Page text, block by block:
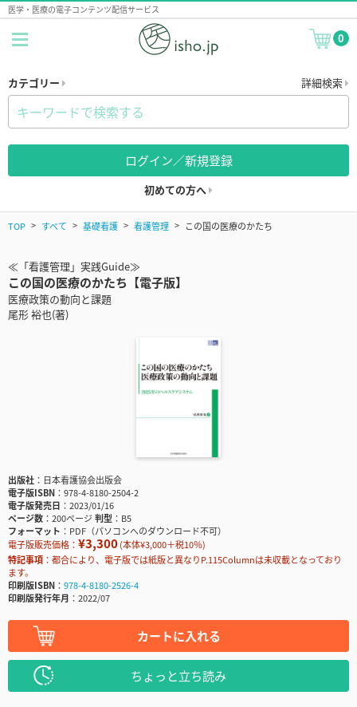
医学・医療の電子コンテンツ配信サービス
0
カテゴリー 詳細検索
ログイン／新規登録
初めての方へ
TOP すべて 基礎看護 看護管理 この国の医療のかたち
≪「看護管理」実践Guide≫
この国の医療のかたち【電子版】
医療政策の動向と課題
尾形 裕也(著)
出版社
日本看護協会出版会
電子版ISBN
978-4-8180-2504-2
電子版発売日
2023/01/16
ページ数
200ページ判型
B5
フォーマット
PDF（パソコンへのダウンロード不可）
電子版販売価格： ¥3,300(本体¥3,000＋税10％)
特記事項
都合により、電子版では紙版と異なりP.115Columnは未収載となっており
ます。
印刷版ISBN
978-4-8180-2526-4
印刷版発行年月
2022/07
カートに入れる
ちょっと立ち読み